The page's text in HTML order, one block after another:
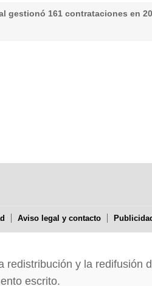
gestionó 161 contrataciones en
Aviso legal y contacto
redistribución y la redifusión
escrito.